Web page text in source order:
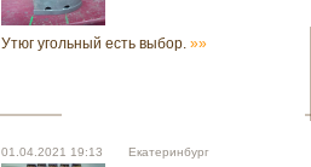
Утюг угольный есть выбор. »»
01.04.2021 19:13 Екатеринбург